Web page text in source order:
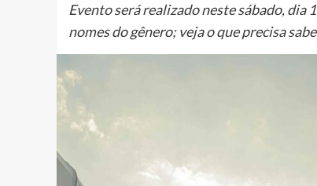
Evento será realizado neste sábado, dia
nomes do gênero; veja o que precisa